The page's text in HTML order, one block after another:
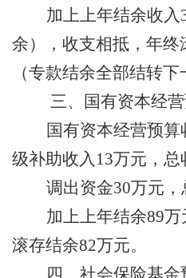
加上上年结余收入
余）
， 收支相抵，年终
（专款结余全部结转下
三、
国有资本经
国有资本经营预算
级补助收入 13万元 ， 总
调出资金30万元，
加上上年结余89万
滚存结余82万元。
四、 社会保险基金